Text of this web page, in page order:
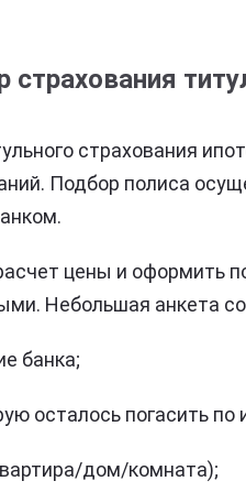
страхования
страхования
Подбор полиса
цены и оформить
Небольшая анкета
банка;
осталось погасить по
дом/комната);